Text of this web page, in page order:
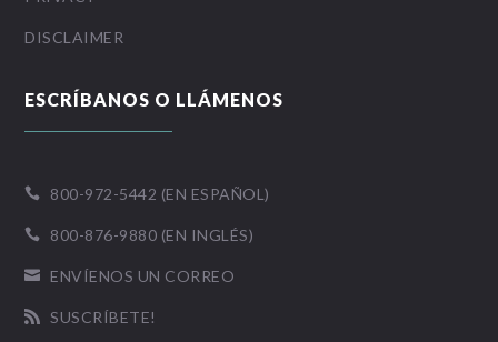
DISCLAIMER
ESCRÍBANOS O LLÁMENOS
 800-972-5442 (EN ESPAÑOL)
 800-876-9880 (EN INGLÉS)
 ENVÍENOS UN CORREO
 SUSCRÍBETE!